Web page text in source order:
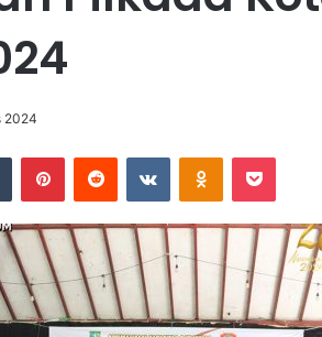
2024
Tumblr PinterestReddit VKontakteOdnoklassniki
Pocket